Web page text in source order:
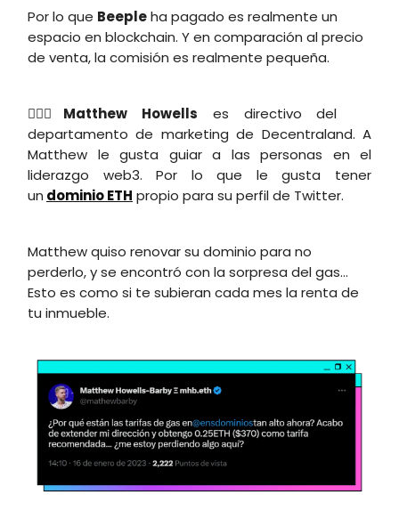
Por lo que Beepleha pagado es realmente un
espacio en blockchain. Y en comparación al precio
de venta, la comisión es realmente pequeña.
🕵🏽‍♂️ Matthew Howells es directivo del
departamento de marketing de Decentraland. A
Matthew le gusta guiar a las personas en el
liderazgo web3. Por lo que le gusta tener
un dominio ETH propio para su perfil de Twitter.
Matthew quiso renovar su dominio para no
perderlo, y se encontró con la sorpresa del gas...
Esto es como si te subieran cada mes la renta de
tu inmueble.